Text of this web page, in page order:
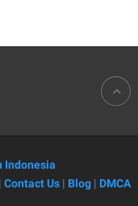
Indonesia
|Contact Us | Blog | DMCA